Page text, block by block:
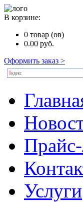
В корзине:
0 товар (ов)
0.00 руб.
Оформить заказ >
Услуги